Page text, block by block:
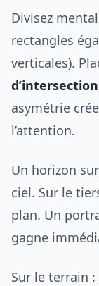
Divisez
rectangles
verticales).
d’intersection
asymétrie
l’attention.
Un horizon
ciel. Sur le
plan. Un
gagne
Sur le terrain